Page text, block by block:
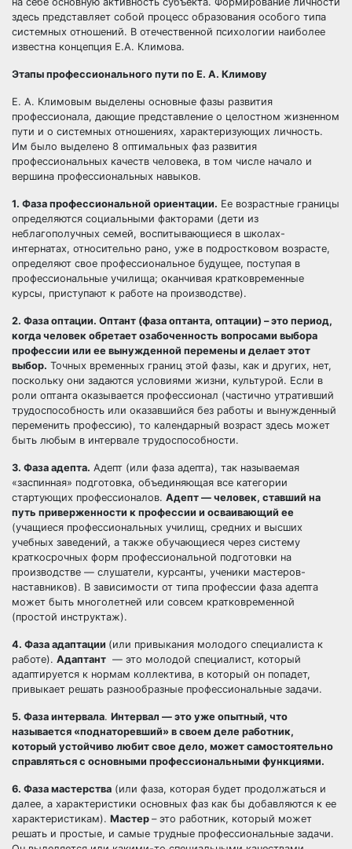
здесь представляет собой процесс образования особого типа
системных отношений. В отечественной психологии наиболее
известна концепция Е.А. Климова.
Этапы профессионального пути по Е. А. Климову
Е. А. Климовым выделены основные фазы развития
профессионала, дающие представление о целостном жизненном
пути и о системных отношениях, характеризующих личность.
Им было выделено 8 оптимальных фаз развития
профессиональных качеств человека, в том числе начало и
вершина профессиональных навыков.
1. Фаза профессиональной ориентации. Ее возрастные границы
определяются социальными факторами (дети из
неблагополучных семей, воспитывающиеся в школах-
интернатах, относительно рано, уже в подростковом возрасте,
определяют свое профессиональное будущее, поступая в
профессиональные училища; оканчивая кратковременные
курсы, приступают к работе на производстве).
2. Фаза оптации. Оптант (фаза оптанта, оптации) – это период,
когда человек обретает озабоченность вопросами выбора
профессии или ее вынужденной перемены и делает этот
выбор. Точных временных границ этой фазы, как и других, нет,
поскольку они задаются условиями жизни, культурой. Если в
роли оптанта оказывается профессионал (частично утративший
трудоспособность или оказавшийся без работы и вынужденный
переменить профессию), то календарный возраст здесь может
быть любым в интервале трудоспособности.
3. Фаза адепта. Адепт (или фаза адепта), так называемая
«заспинная» подготовка, объединяющая все категории
стартующих профессионалов. Адепт — человек, ставший на
путь приверженности к профессии и осваивающий ее
(учащиеся профессиональных училищ, средних и высших
учебных заведений, а также обучающиеся через систему
краткосрочных форм профессиональной подготовки на
производстве — слушатели, курсанты, ученики мастеров-
наставников). В зависимости от типа профессии фаза адепта
может быть многолетней или совсем кратковременной
(простой инструктаж).
4. Фаза адаптации (или привыкания молодого специалиста к
работе). Адаптант — это молодой специалист, который
адаптируется к нормам коллектива, в который он попадет,
привыкает решать разнообразные профессиональные задачи.
5. Фаза интервала. Интервал — это уже опытный, что
называется «поднаторевший» в своем деле работник,
который устойчиво любит свое дело, может самостоятельно
справляться с основными профессиональными функциями.
6. Фаза мастерства (или фаза, которая будет продолжаться и
далее, а характеристики основных фаз как бы добавляются к ее
характеристикам). Мастер – это работник, который может
решать и простые, и самые трудные профессиональные задачи.